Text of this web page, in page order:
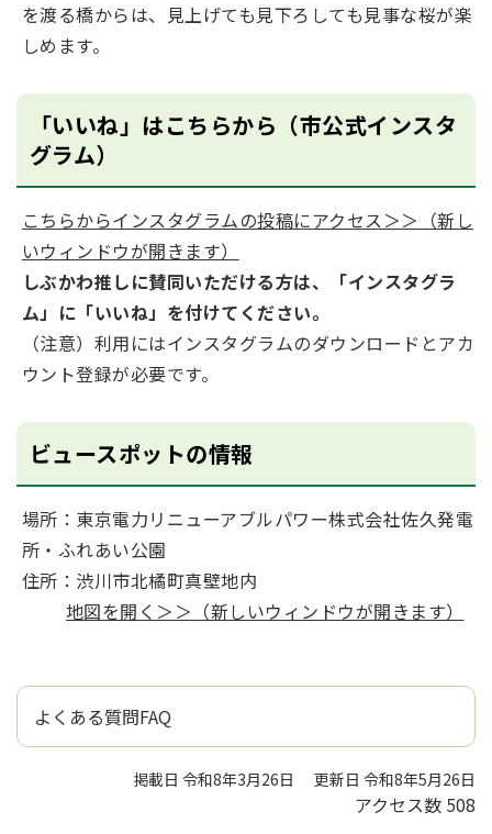
を渡る橋からは、見上げても見下ろしても見事な桜が楽
しめます。
「いいね」はこちらから（市公式インスタ
グラム）
こちらからインスタグラムの投稿にアクセス＞＞（新し
いウィンドウが開きます）
しぶかわ推しに賛同いただける方は、「インスタグラ
ム」に「いいね」を付けてください。
（注意）利用にはインスタグラムのダウンロードとアカ
ウント登録が必要です。
ビュースポットの情報
場所：東京電力リニューアブルパワー株式会社佐久発電
所・ふれあい公園
住所：渋川市北橘町真壁地内
地図を開く＞＞（新しいウィンドウが開きます）
よくある質問FAQ
掲載日 令和8年3月26日 更新日 令和8年5月26日
アクセス数 508